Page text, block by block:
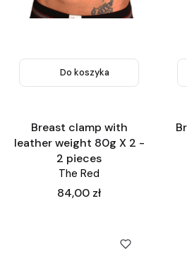
Do koszyka
Breast clamp with
leather weight 80g X 2 -
2 pieces
The Red
Cena
84,00 zł